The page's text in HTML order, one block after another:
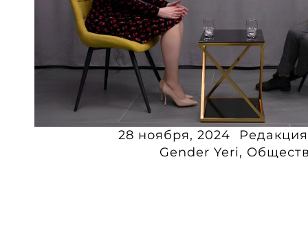
28 ноября, 2024
Gender Yeri,